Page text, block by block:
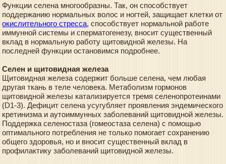
Функции селена многообразны. Так, он способствует
поддержанию нормальных волос и ногтей, защищает клетки от
окислительного стресса, способствует нормальной работе
иммунной системы и сперматогенезу, вносит существенный
вклад в нормальную работу щитовидной железы. На
последней функции остановимся подробнее.
Селен и щитовидная железа
Щитовидная железа содержит больше селена, чем любая
другая ткань в теле человека. Метаболизм гормонов
щитовидной железы катализируется тремя селенопротеинами
(D1-3). Дефицит селена усугубляет проявления эндемического
кретинизма и аутоиммунных заболеваний щитовидной железы.
Поддержка селеностаза (гомеостаза селена) с помощью
оптимального потребления не только помогает сохранению
общего здоровья, но и вносит существенный вклад в
профилактику заболеваний щитовидной железы.